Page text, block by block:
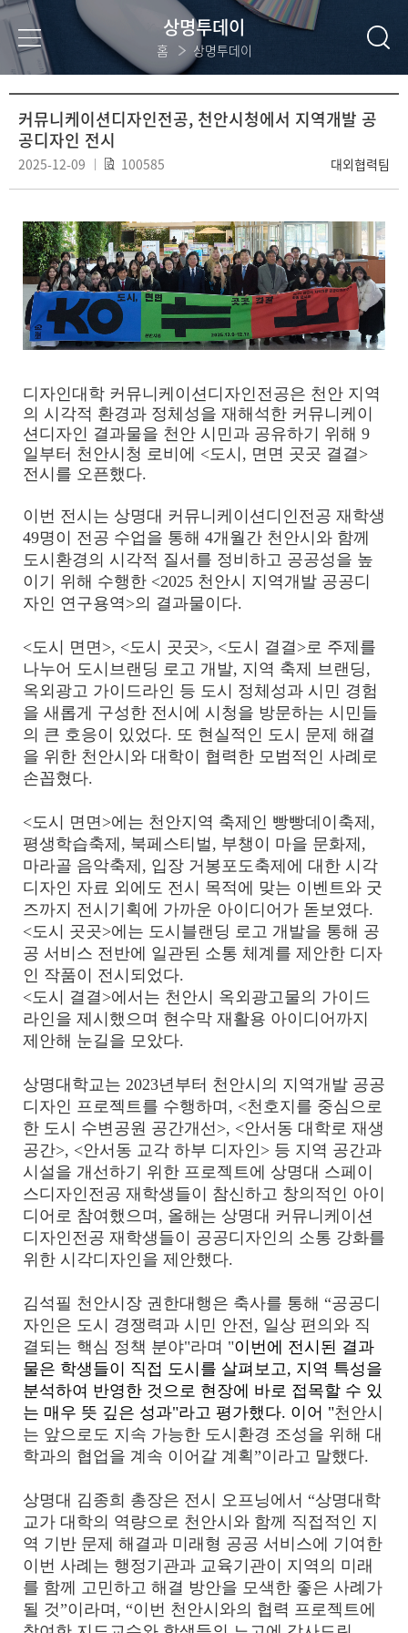
상명투데이
홈 상명투데이
커뮤니케이션디자인전공, 천안시청에서 지역개발 공
공디자인 전시
2025-12-09 100585 대외협력팀
디자인대학 커뮤니케이션디자인전공은 천안 지역
의 시각적 환경과 정체성을 재해석한 커뮤니케이
션디자인 결과물을 천안 시민과 공유하기 위해 9
일부터 천안시청 로비에 <도시, 면면 곳곳 결결>
전시를 오픈했다.
이번 전시는 상명대 커뮤니케이션디인전공 재학생
49명이 전공 수업을 통해 4개월간 천안시와 함께
도시환경의 시각적 질서를 정비하고 공공성을 높
이기 위해 수행한 <2025 천안시 지역개발 공공디
자인 연구용역>의 결과물이다.
<도시 면면>, <도시 곳곳>, <도시 결결>로 주제를
나누어 도시브랜딩 로고 개발, 지역 축제 브랜딩,
옥외광고 가이드라인 등 도시 정체성과 시민 경험
을 새롭게 구성한 전시에 시청을 방문하는 시민들
의 큰 호응이 있었다. 또 현실적인 도시 문제 해결
을 위한 천안시와 대학이 협력한 모범적인 사례로
손꼽혔다.
<도시 면면>에는 천안지역 축제인 빵빵데이축제,
평생학습축제, 북페스티벌, 부챙이 마을 문화제,
마라골 음악축제, 입장 거봉포도축제에 대한 시각
디자인 자료 외에도 전시 목적에 맞는 이벤트와 굿
즈까지 전시기획에 가까운 아이디어가 돋보였다.
<도시 곳곳>에는 도시블랜딩 로고 개발을 통해 공
공 서비스 전반에 일관된 소통 체계를 제안한 디자
인 작품이 전시되었다.
<도시 결결>에서는 천안시 옥외광고물의 가이드
라인을 제시했으며 현수막 재활용 아이디어까지
제안해 눈길을 모았다.
상명대학교는 2023년부터 천안시의 지역개발 공공
디자인 프로젝트를 수행하며, <천호지를 중심으로
한 도시 수변공원 공간개선>, <안서동 대학로 재생
공간>, <안서동 교각 하부 디자인> 등 지역 공간과
시설을 개선하기 위한 프로젝트에 상명대 스페이
스디자인전공 재학생들이 참신하고 창의적인 아이
디어로 참여했으며, 올해는 상명대 커뮤니케이션
디자인전공 재학생들이 공공디자인의 소통 강화를
위한 시각디자인을 제안했다.
김석필 천안시장 권한대행은 축사를 통해 “공공디
자인은 도시 경쟁력과 시민 안전, 일상 편의와 직
결되는 핵심 정책 분야"라며 "이번에 전시된 결과
물은 학생들이 직접 도시를 살펴보고, 지역 특성을
분석하여 반영한 것으로 현장에 바로 접목할 수 있
는 매우 뜻 깊은 성과"라고 평가했다. 이어 "천안시
는 앞으로도 지속 가능한 도시환경 조성을 위해 대
학과의 협업을 계속 이어갈 계획”이라고 말했다.
상명대 김종희 총장은 전시 오프닝에서 “상명대학
교가 대학의 역량으로 천안시와 함께 직접적인 지
역 기반 문제 해결과 미래형 공공 서비스에 기여한
이번 사례는 행정기관과 교육기관이 지역의 미래
를 함께 고민하고 해결 방안을 모색한 좋은 사례가
될 것”이라며, “이번 천안시와의 협력 프로젝트에